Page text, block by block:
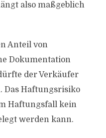
also maßgeblich
Anteil von
Dokumentation
der Verkäufer
Das Haftungsrisiko
Haftungsfall kein
werden kann.